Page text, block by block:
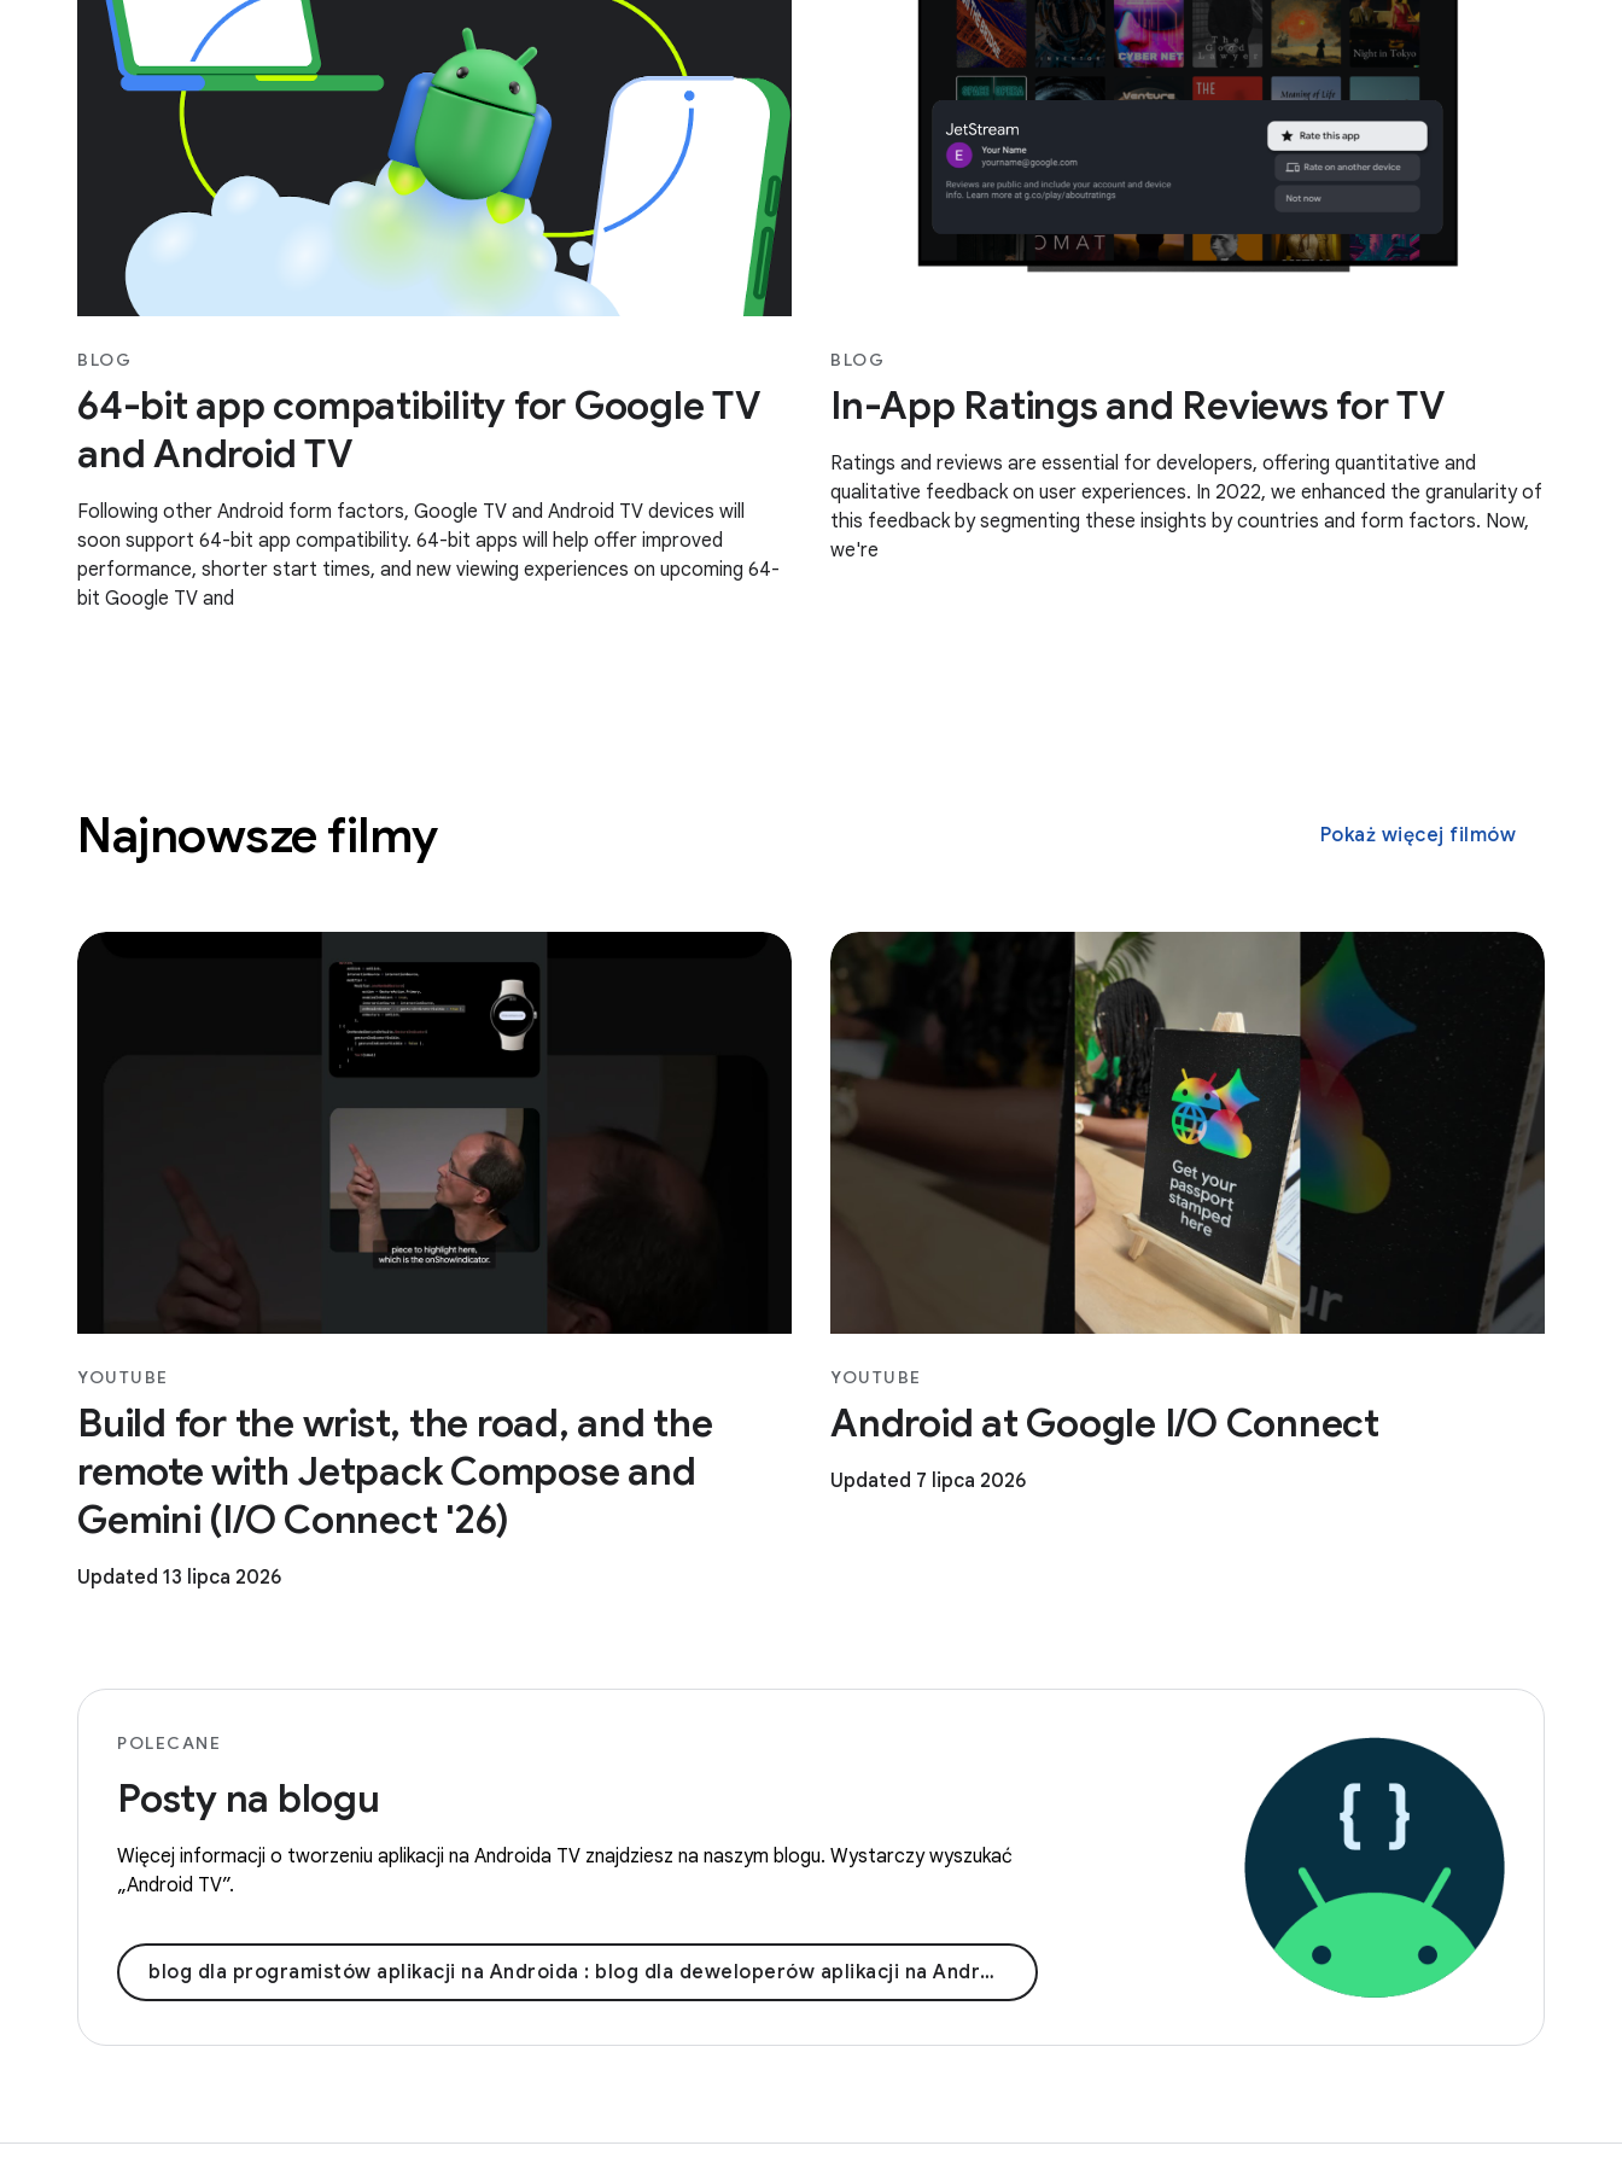
BLOG
64-bit app compatibility for Google TV
and Android TV
Following other Android form factors, Google TV and Android TV devices will
soon support 64-bit app compatibility. 64-bit apps will help offer improved
performance, shorter start times, and new viewing experiences on upcoming 64-
bit Google TV and
BLOG
In-App Ratings and Reviews for TV
Ratings and reviews are essential for developers, offering quantitative and
qualitative feedback on user experiences. In 2022, we enhanced the granularity of
this feedback by segmenting these insights by countries and form factors. Now,
we're
Najnowsze filmy Pokaż więcej filmów
YOUTUBE
Build for the wrist, the road, and the
remote with Jetpack Compose and
Gemini (I/O Connect '26)
Updated 13 lipca 2026
YOUTUBE
Android at Google I/O Connect
Updated 7 lipca 2026
POLECANE
Posty na blogu
Więcej informacji o tworzeniu aplikacji na Androida TV znajdziesz na naszym blogu. Wystarczy wyszukać
„Android TV”.
blog dla programistów aplikacji na Androida : blog dla deweloperów aplikacji na Androida